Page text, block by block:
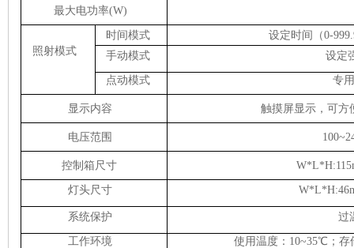
最大电功率(W)
照射模式
时间模式
设定时间（0-
手动模式
设定
点动模式 专
显示内容 触摸屏显示，可方
电压范围
控制箱尺寸
灯头尺寸
系统保护 过
工作环境 使用温度：10~35℃；存